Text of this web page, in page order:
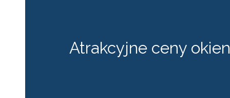
Atrakcyjne ceny